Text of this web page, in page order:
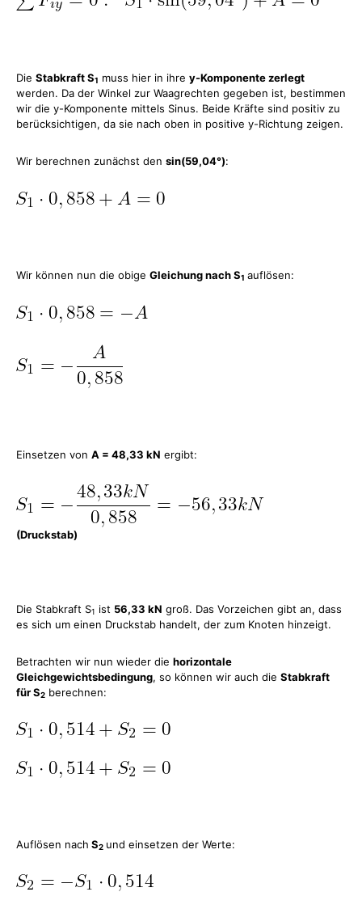
Die Stabkraft S1 muss hier in ihre y-Komponente zerlegt
werden. Da der Winkel zur Waagrechten gegeben ist, bestimmen
wir die y-Komponente mittels Sinus. Beide Kräfte sind positiv zu
berücksichtigen, da sie nach oben in positive y-Richtung zeigen.
Wir berechnen zunächst den sin(59,04°):
Wir können nun die obige Gleichung nach S1 auflösen:
Einsetzen von A = 48,33 kN ergibt:
(Druckstab)
Die Stabkraft S1 ist 56,33 kN groß. Das Vorzeichen gibt an, dass
es sich um einen Druckstab handelt, der zum Knoten hinzeigt.
Betrachten wir nun wieder die horizontale
Gleichgewichtsbedingung, so können wir auch die Stabkraft
für S2 berechnen:
Auflösen nach S2 und einsetzen der Werte: